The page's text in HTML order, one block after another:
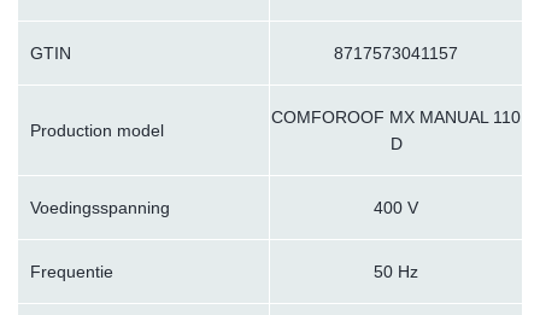
GTIN 8717573041157
Production model
COMFOROOF MX MANUAL 110
D
Voedingsspanning 400 V
Frequentie 50 Hz